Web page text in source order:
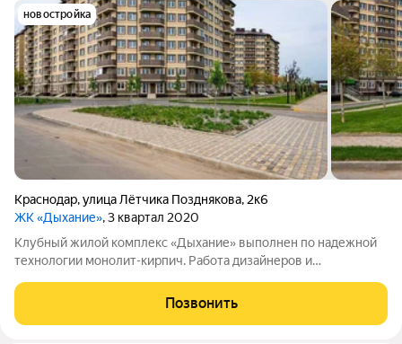
новостройка
Краснодар,улица Лётчика Позднякова, 2к6
ЖК «Дыхание», 3 квартал 2020
Клубный жилой комплекс «Дыхание» выполнен по надежной
технологии монолит-кирпич. Работа дизайнеров и
дома в единый комплекс, обеспечивающий тесную
взаимосвязь с окружающей природой.
Позвонить